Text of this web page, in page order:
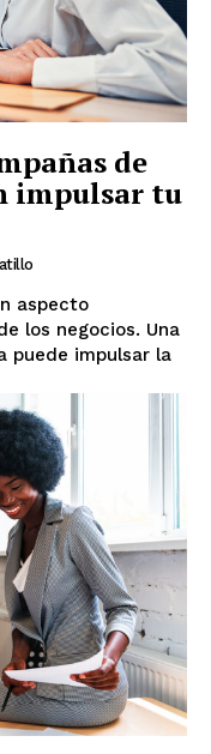
de
impulsar tu
aspecto
los negocios. Una
puede impulsar la